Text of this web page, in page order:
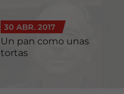
30 ABR. 2017
Un pan como unas
tortas